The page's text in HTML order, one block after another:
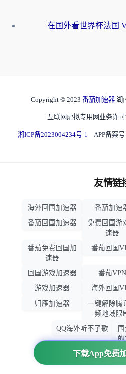
下载App免费
Copyright © 2023 番茄加速器 湖
互联网虚拟专用网业务许
湘ICP备2023004234号-1 APP备案号
友情链
海外回国加速器 番茄加速
番茄回国加速器
免费回国游
速器
番茄免费回国加
速器
番茄回国
回国游戏加速器
番茄VPN
游戏加速器
海外回国
归雁加速器
一键解除腾
频地域限
QQ海外听不了歌